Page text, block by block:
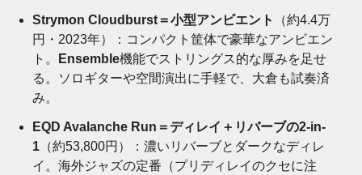
Strymon Cloudburst＝小型アンビエント
（約4.4万
円・2023年）：コンパクト筐体で豪華なアンビエン
ト。
Ensemble機能でストリングス的な厚みを足せ
る。ソロギターや空間演出に手軽で、大倉も試奏済
み。
EQD Avalanche Run＝ディレイ＋リバーブの2-in-
1（約53,800円）：濃いリバーブとダークなディレ
イ。海外ジャズの定番（プリディレイのクセに注